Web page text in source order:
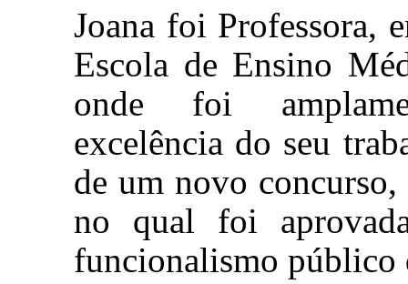
Joana foi Professora,
Escola de Ensino
onde foi
excelência do seu
de um novo concurso,
no qual foi
funcionalismo público